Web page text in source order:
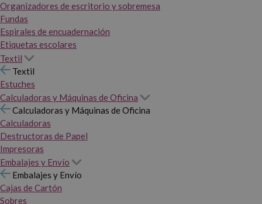
Organizadores de escritorio y sobremesa
Fundas
Espirales de encuadernación
Etiquetas escolares
Textil
Textil
Estuches
Calculadoras y Máquinas de Oficina
Calculadoras y Máquinas de Oficina
Calculadoras
Destructoras de Papel
Impresoras
Embalajes y Envío
Embalajes y Envío
Cajas de Cartón
Sobres